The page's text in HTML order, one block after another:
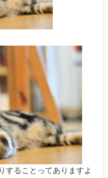
することってありますよ